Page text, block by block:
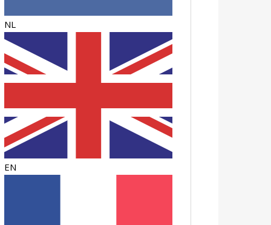
NL
EN